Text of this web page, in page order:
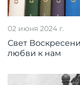
02 июня 2024 г.
Свет
любви к нам